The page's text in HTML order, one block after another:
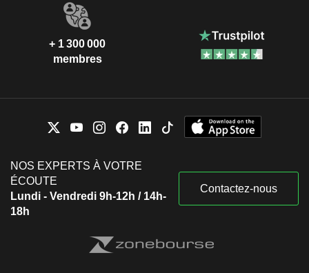
+ 1 300 000
membres
NOS EXPERTS À VOTRE
ÉCOUTE
Lundi - Vendredi 9h-12h / 14h-
18h
Contactez-nous